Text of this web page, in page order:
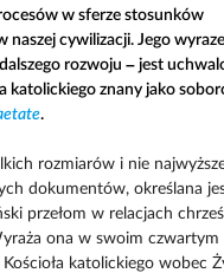
w sferze stosunków
naszej cywilizacji. Jego
rozwoju – jest
katolickiego znany jako
.
rozmiarów i nie
dokumentów, określana
przełom w relacjach
ona w swoim czwartym
katolickiego wobec